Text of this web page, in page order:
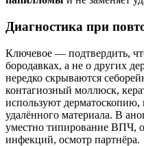
Диагностика при
Ключевое — подтвердить,
бородавках, а не о других
нередко скрываются
контагиозный моллюск,
используют
удалённого материала. В
уместно типирование ВПЧ,
инфекций, осмотр партнёра.